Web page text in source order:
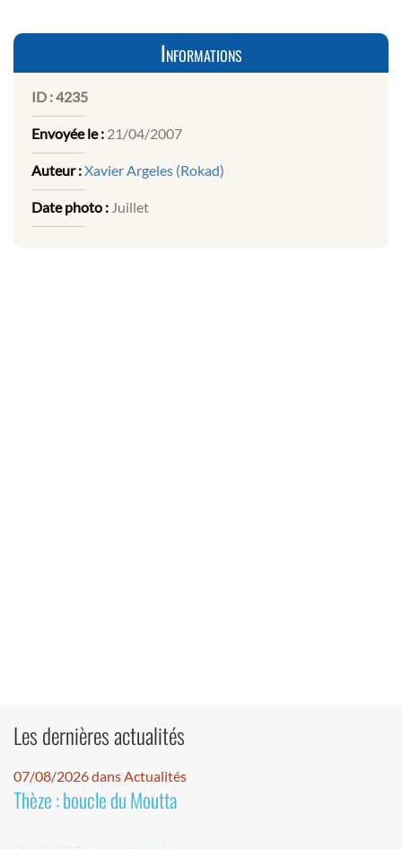
Informations
ID :4235
Envoyée le : 21/04/2007
Auteur :Xavier Argeles (Rokad)
Date photo : Juillet
Les dernières actualités
07/08/2026 dans Actualités
Thèze : boucle du Moutta